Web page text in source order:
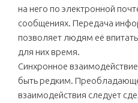
на него по электронной
сообщениях. Передача
позволяет людям её
для них время.
Синхронное
быть редким.
взаимодействия следует